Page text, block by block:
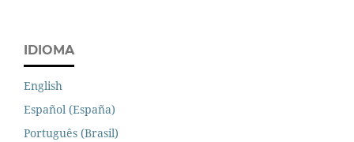
IDIOMA
English
Español (España)
Português (Brasil)